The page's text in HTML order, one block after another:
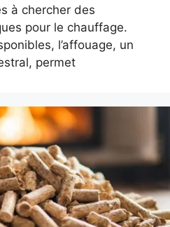
à chercher des
pour le chauffage.
l’affouage, un
permet